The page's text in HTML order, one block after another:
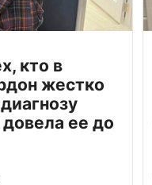
кто в
жестко
ее до